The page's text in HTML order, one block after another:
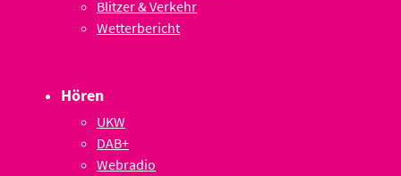
Blitzer & Verkehr
Wetterbericht
Hören
UKW
DAB+
Webradio